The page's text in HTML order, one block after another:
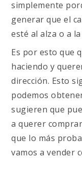
simplemente
generar que el
esté al alza o a
Es por esto que
haciendo y
dirección. Esto
podemos
sugieren que
a querer
que lo más
vamos a vender